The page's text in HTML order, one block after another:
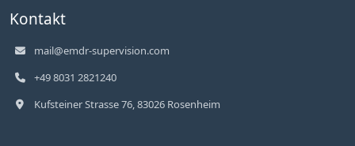
Kontakt
mail@emdr-supervision.com
+49 8031 2821240
Kufsteiner Strasse 76, 83026 Rosenheim